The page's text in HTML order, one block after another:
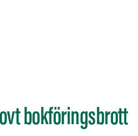
bokföringsbrott